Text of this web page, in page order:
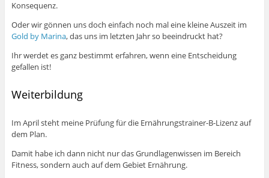
Konsequenz.
Oder wir gönnen uns doch einfach noch mal eine kleine Auszeit im
Gold by Marina, das uns im letzten Jahr so beeindruckt hat?
Ihr werdet es ganz bestimmt erfahren, wenn eine Entscheidung
gefallen ist!
Weiterbildung
Im April steht meine Prüfung für die Ernährungstrainer-B-Lizenz auf
dem Plan.
Damit habe ich dann nicht nur das Grundlagenwissen im Bereich
Fitness, sondern auch auf dem Gebiet Ernährung.